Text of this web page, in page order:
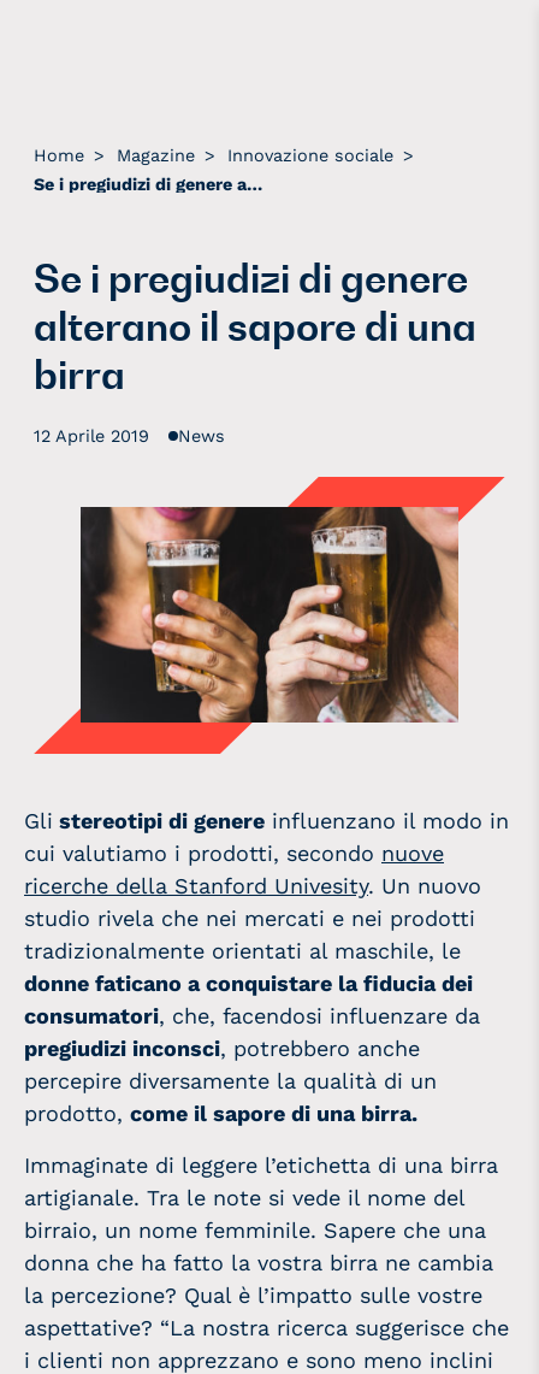
Home > Magazine > Innovazione sociale >
Se i pregiudizi di genere alterano il sapore di una birra
Se i pregiudizi di genere
alterano il sapore di una
birra
12 Aprile 2019 News
Gli stereotipi di genere influenzano il modo in
cui valutiamo i prodotti, secondo nuove
ricerche della Stanford Univesity. Un nuovo
studio rivela che nei mercati e nei prodotti
tradizionalmente orientati al maschile, le
donne faticano a conquistare la fiducia dei
consumatori, che, facendosi influenzare da
pregiudizi inconsci, potrebbero anche
percepire diversamente la qualità di un
prodotto, come il sapore di una birra.
Immaginate di leggere l’etichetta di una birra
artigianale. Tra le note si vede il nome del
birraio, un nome femminile. Sapere che una
donna che ha fatto la vostra birra ne cambia
la percezione? Qual è l’impatto sulle vostre
aspettative? “La nostra ricerca suggerisce che
i clienti non apprezzano e sono meno inclini